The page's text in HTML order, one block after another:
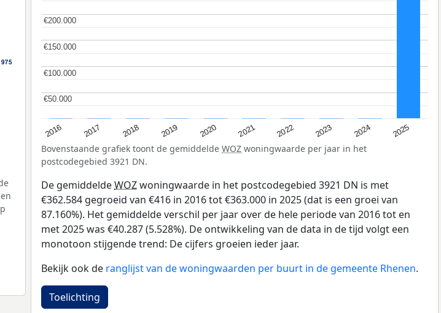
2016 2017 2018 2019 2020 2021 2022 2023 2024 2025
€50.000
€50.000
€100.000
€100.000
€150.000
€150.000
€200.000
€200.000
Bovenstaande grafiek toont de gemiddelde WOZ woningwaarde per jaar in het
postcodegebied 3921 DN.
De gemiddeldeWOZwoningwaarde in het postcodegebied 3921 DN is met
€362.584 gegroeid van €416 in 2016 tot €363.000 in 2025 (dat is een groei van
87.160%). Het gemiddelde verschil per jaar over de hele periode van 2016 tot en
met 2025 was €40.287 (5.528%). De ontwikkeling van de data in de tijd volgt een
monotoon stijgende trend: De cijfers groeien ieder jaar.
Bekijk ook de ranglijst van de woningwaarden per buurt in de gemeente Rhenen.
Toelichting